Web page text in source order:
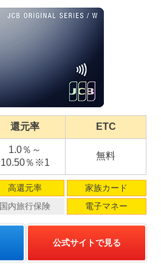
還元率 ETC
1.0％～
10.50％※1
無料
高還元率
家族カード
国内旅行保険 電子マネー
公式サイトで見る